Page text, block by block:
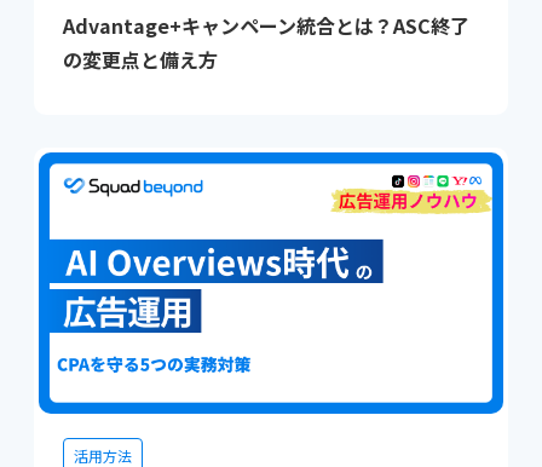
Advantage+キャンペーン統合とは？ASC終了
の変更点と備え方
活用方法